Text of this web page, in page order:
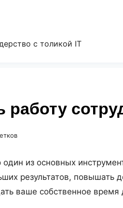
с толикой IT
работу
из основных
результатов, повышать
ваше собственное